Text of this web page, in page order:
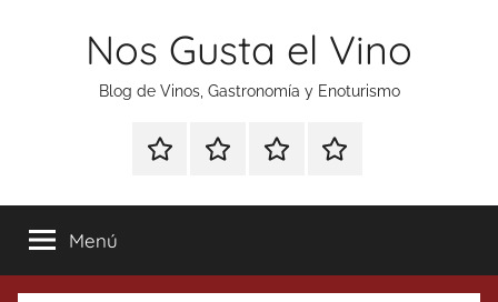
Nos Gusta el Vino
Blog de Vinos, Gastronomía y Enoturismo
Especial
Tonics
Enoturismo
Gastronomía
RankingContacto
Menú